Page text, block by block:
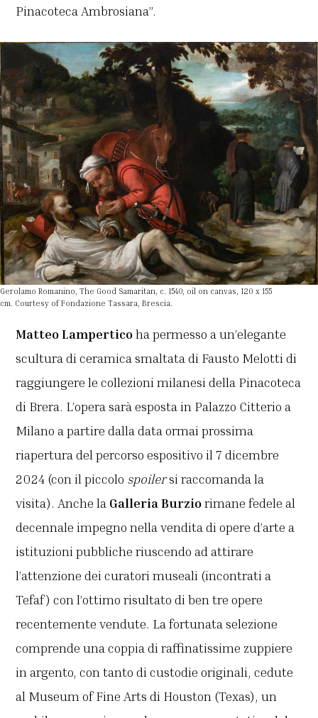
Pinacoteca Ambrosiana”.
Gerolamo Romanino, The Good Samaritan, c. 1540, oil on canvas, 120 x 155
cm. Courtesy of Fondazione Tassara, Brescia.
Matteo Lamperticoha permesso a un’elegante
scultura di ceramica smaltata di Fausto Melotti di
raggiungere le collezioni milanesi della Pinacoteca
di Brera. L’opera sarà esposta in Palazzo Citterio a
Milano a partire dalla data ormai prossima
riapertura del percorso espositivo il 7 dicembre
2024 (con il piccolo spoilersi raccomanda la
visita). Anche la Galleria Burziorimane fedele al
decennale impegno nella vendita di opere d’arte a
istituzioni pubbliche riuscendo ad attirare
l’attenzione dei curatori museali (incontrati a
Tefaf) con l’ottimo risultato di ben tre opere
recentemente vendute. La fortunata selezione
comprende una coppia di raffinatissime zuppiere
in argento, con tanto di custodie originali, cedute
al Museum of Fine Arts di Houston (Texas), un